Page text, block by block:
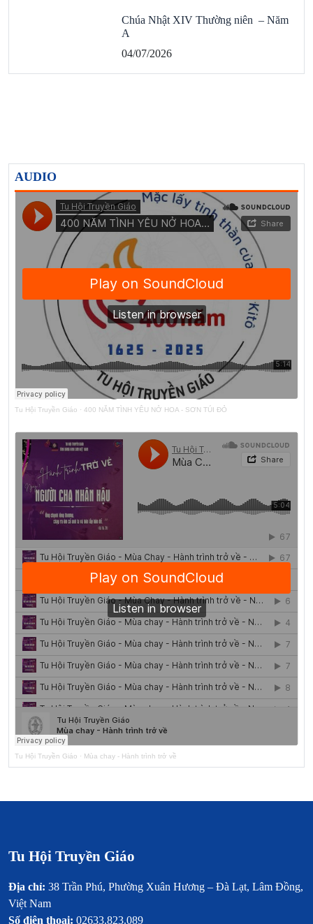
Chúa Nhật XIV Thường niên – Năm
A
04/07/2026
AUDIO
Tu Hội Truyền Giáo · 400 NĂM TÌNH YÊU NỞ HOA - SƠN TÚI ĐỎ
Tu Hội Truyền Giáo · Mùa chay - Hành trình trở về
Tu Hội Truyền Giáo
Địa chỉ: 38 Trần Phú, Phường Xuân Hương – Đà Lạt, Lâm Đồng,
Việt Nam
Số điện thoại: 02633.823.089